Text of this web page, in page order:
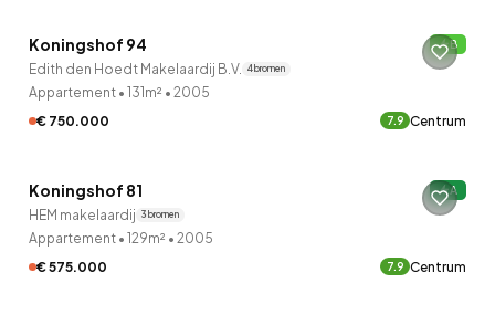
Koningshof 94 B
Edith den Hoedt Makelaardij B.V. 4 bronnen
Appartement • 131m² • 2005
€ 750.000
7.9 Centrum
Koningshof 81 A
HEM makelaardij 3 bronnen
Appartement • 129m² • 2005
€ 575.000
7.9 Centrum